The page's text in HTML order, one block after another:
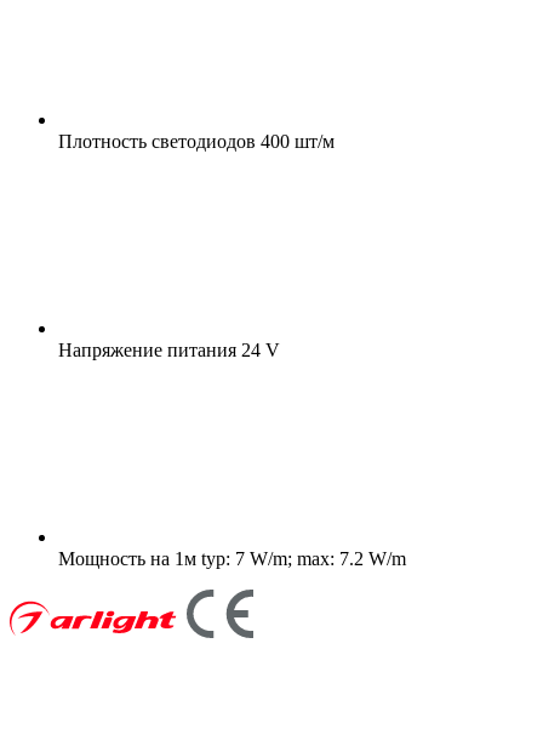
Плотность светодиодов 400 шт/м
Напряжение питания 24 V
Мощность на 1м typ: 7 W/m; max: 7.2 W/m